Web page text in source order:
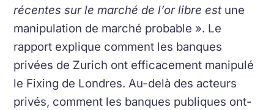
récentes sur le marché de l’or libre est une
manipulation de marché probable ». Le
rapport explique comment les banques
privées de Zurich ont efficacement manipulé
le Fixing de Londres.Au-delà des acteurs
privés, comment les banques publiques ont-